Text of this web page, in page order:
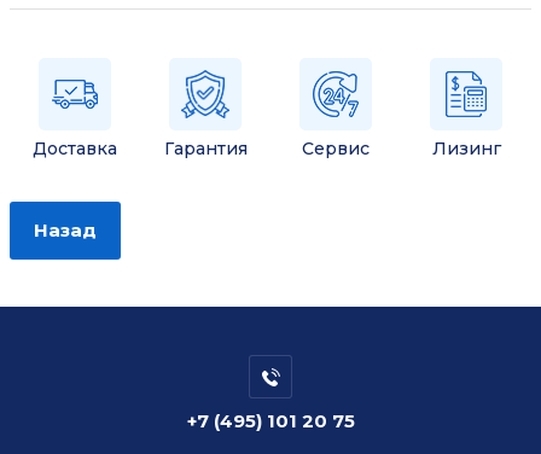
Доставка Гарантия Сервис Лизинг
Назад
+7 (495) 101 20 75